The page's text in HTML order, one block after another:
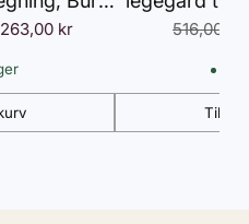
+ Grå
kr
hunde,
brug, 61
516,00 kr
Tilføj
Antal